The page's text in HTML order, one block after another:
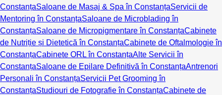
ConstanțaSaloane de Masaj & Spa în ConstanțaServicii de
Mentoring în ConstanțaSaloane de Microblading în
ConstanțaSaloane de Micropigmentare în ConstanțaCabinete
de Nutriție și Dietetică în ConstanțaCabinete de Oftalmologie în
ConstanțaCabinete ORL în ConstanțaAlte Servicii în
ConstanțaSaloane de Epilare Definitivă în ConstanțaAntrenori
Personali în ConstanțaServicii Pet Grooming în
ConstanțaStudiouri de Fotografie în ConstanțaCabinete de